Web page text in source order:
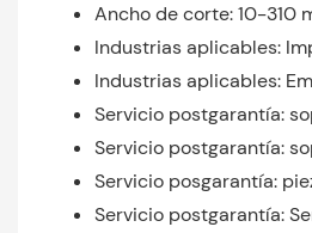
Ancho de corte: 10-310
Industrias aplicables:
Industrias aplicables:
Servicio postgarantía:
Servicio postgarantía:
Servicio posgarantía:
Servicio postgarantía: